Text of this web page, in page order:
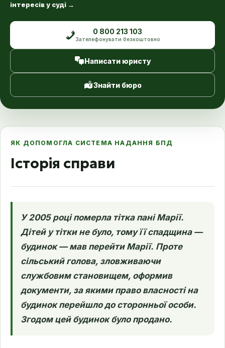
інтересів у суді →
0 800 213 103
Зателефонувати безкоштовно
Написати юристу
Знайти бюро
ЯК ДОПОМОГЛА СИСТЕМА НАДАННЯ БПД
Історія справи
У 2005 році померла тітка пані Марії.
Дітей у тітки не було, тому її спадщина —
будинок — мав перейти Марії. Проте
сільський голова, зловживаючи
службовим становищем, оформив
документи, за якими право власності на
будинок перейшло до сторонньої особи.
Згодом цей будинок було продано.